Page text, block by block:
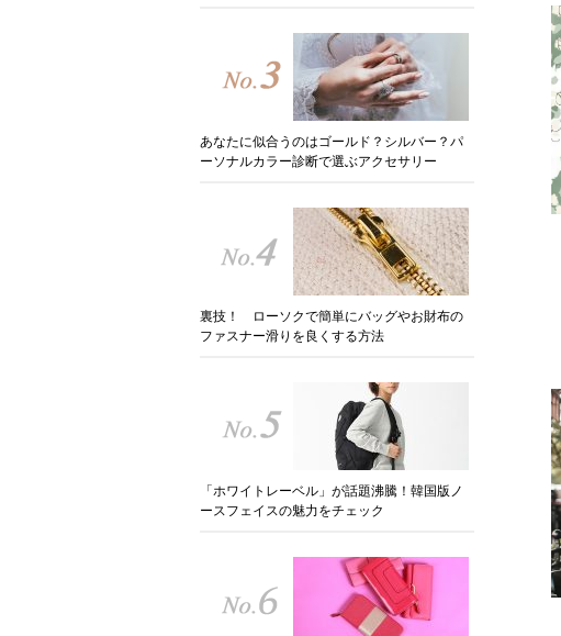
あなたに似合うのはゴールド？シルバー？パ
ーソナルカラー診断で選ぶアクセサリー
裏技！ ローソクで簡単にバッグやお財布の
ファスナー滑りを良くする方法
「ホワイトレーベル」が話題沸騰！韓国版ノ
ースフェイスの魅力をチェック